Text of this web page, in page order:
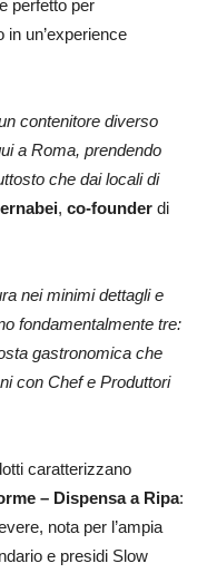
perfetto per
in un’experience
contenitore diverso
a Roma, prendendo
che dai locali di
, co-founder di
nei minimi dettagli e
fondamentalmente tre:
gastronomica che
con Chef e Produttori
caratterizzano
– Dispensa a Ripa:
nota per l’ampia
e presidi Slow